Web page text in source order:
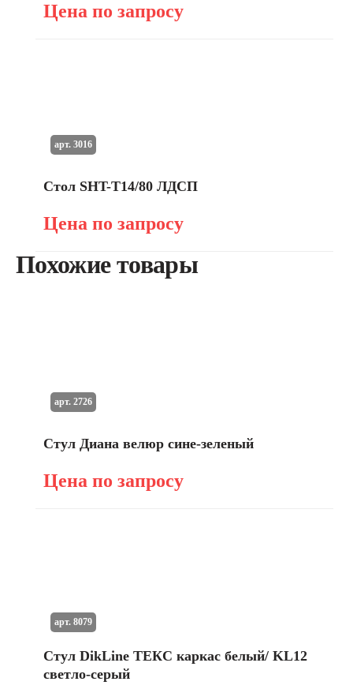
Цена по запросу
Стол SHT-T14/80 ЛДСП
Цена по запросу
арт. 3016
Похожие товары
Стул Диана велюр сине-зеленый
Цена по запросу
арт. 2726
Стул DikLine ТЕКС каркас белый/ KL12
светло-серый
арт. 8079